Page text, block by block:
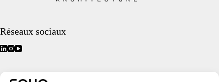
Réseaux sociaux